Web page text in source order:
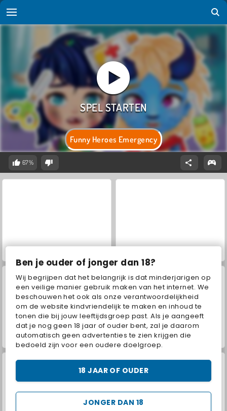
Ben je ouder of jonger dan 18?
Wij begrijpen dat het belangrijk is dat minderjarigen op
een veilige manier gebruik maken van het internet. We
beschouwen het ook als onze verantwoordelijkheid
om de website kindvriendelijk te maken en inhoud te
tonen die bij jouw leeftijdsgroep past. Als je aangeeft
dat je nog geen 18 jaar of ouder bent, zal je daarom
automatisch geen advertenties te zien krijgen die
bedoeld zijn voor een oudere doelgroep.
JONGER DAN 18
18 JAAR OF OUDER
Funny Heroes Emergency
67%
The Smurfs: Village Cleaning I Like Pizza